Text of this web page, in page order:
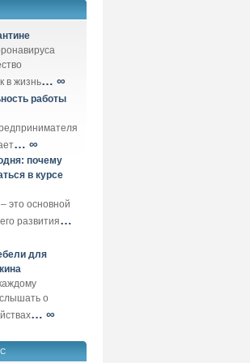
в жизнь… ∞
работы
… ∞
почему
в курсе
это основной
развития…
для
о
… ∞